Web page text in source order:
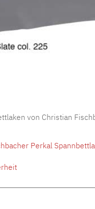
von Christian
Perkal